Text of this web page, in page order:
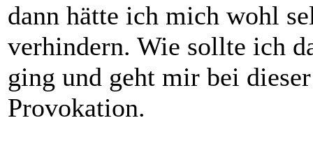
dann hätte ich mich wohl
verhindern. Wie sollte ich
ging und geht mir bei
Provokation.